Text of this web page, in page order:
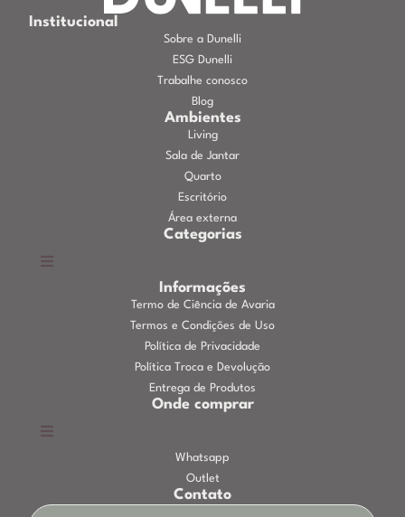
Institucional
Sobre a Dunelli
ESG Dunelli
Trabalhe conosco
Blog
Ambientes
Living
Sala de Jantar
Quarto
Escritório
Área externa
Categorias
Informações
Termo de Ciência de Avaria
Termos e Condições de Uso
Política de Privacidade
Política Troca e Devolução
Entrega de Produtos
Onde comprar
Whatsapp
Outlet
Contato